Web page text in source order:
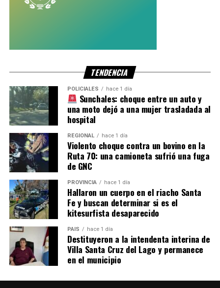
TENDENCIA
POLICIALES hace 1 día
Sunchales: choque entre un auto y
una moto dejó a una mujer trasladada al
hospital
REGIONAL hace 1 día
Violento choque contra un bovino en la
Ruta 70: una camioneta sufrió una fuga
de GNC
PROVINCIA hace 1 día
Hallaron un cuerpo en el riacho Santa
Fe y buscan determinar si es el
kitesurfista desaparecido
PAIS hace 1 día
Destituyeron a la intendenta interina de
Villa Santa Cruz del Lago y permanece
en el municipio